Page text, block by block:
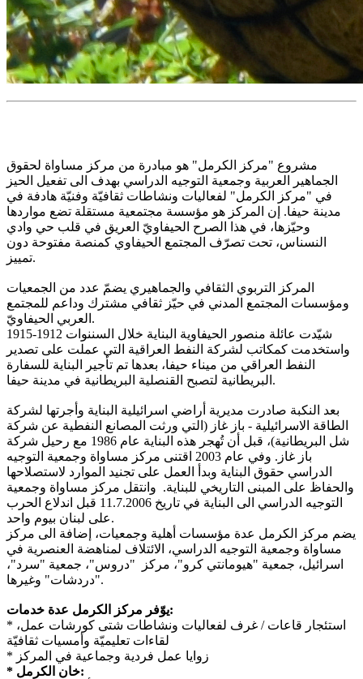
مشروع "مركز الكرمل" هو مبادرة من مركز مساواة لحقوق
الجماهير العربية وجمعية التوجيه الدراسي بهدف الى تفعيل الحيز
في "مركز الكرمل" لفعاليات ونشاطات ثقافيّة وفنيّة هادفة في
مدينة حيفا. إن المركز هو مؤسسة مجتمعية مستقلة تضع مواردها
وحيّزها، في هذا الصرح الحيفاويّ العريق في قلب حي وادي
النسناس، تحت تصرّف المجتمع الحيفاوي كمنصة مفتوحة دون
تمييز.
المركز التربوي الثقافي والجماهيري يضمّ عدد من الجمعيات
ومؤسسات المجتمع المدني في حيّز ثقافي مشترك وداعم للمجتمع
العربي الحيفاويّ.
شيّدت عائلة منصور الحيفاوية البناية خلال السننوات 1912-1915
واستخدمت كمكاتب لشركة النفط العراقية التي عملت على تصدير
النفط العراقي من ميناء حيفا، بعدها تم تأجير البناية للسفارة
البريطانية لتصبح القنصلية البريطانية في مدينة حيفا.
بعد النكبة صادرت مديرية أراضي اسرائيلية البناية وأجرتها لشركة
الطاقة الاسرائيلية - باز غاز (التي ورثت المصانع النفطية عن شركة
شل البريطانية)، قبل أن تُهجر هذه البناية عام 1986 مع رحيل شركة
باز غاز. وفي عام 2003 اقتنى مركز مساواة وجمعية التوجيه
الدراسي حقوق البناية وبدأ العمل على تجنيد الموارد لاستصلاحها
والحفاظ على المبنى التاريخي للبناية. وانتقل مركز مساواة وجمعية
التوجيه الدراسي الى البناية في تاريخ 11.7.2006 قبل اندلاع الحرب
على لبنان بيوم واحد.
يضم مركز الكرمل عدة مؤسسات أهلية وجمعيات، إضافة الى مركز
مساواة وجمعية التوجيه الدراسي، الائتلاف لمناهضة العنصرية في
اسرائيل، جمعية "هيومانتي كرو"، مركز "دروس"، جمعية "سرد"،
"دردشات" وغيرها.
يوّفر مركز الكرمل عدة خدمات:
* استئجار قاعات / غرف لفعاليات ونشاطات شتى كورشات عمل،
لقاءات تعليميّة وأمسيات ثقافيّة
* زوايا عمل فردية وجماعية في المركز
* خان الكرمل: